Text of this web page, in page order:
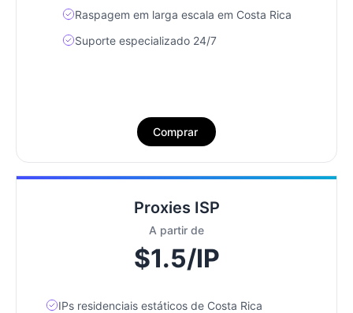
Raspagem em larga escala em Costa Rica
Suporte especializado 24/7
Comprar
Proxies ISP
A partir de
$1.5/IP
IPs residenciais estáticos de Costa Rica